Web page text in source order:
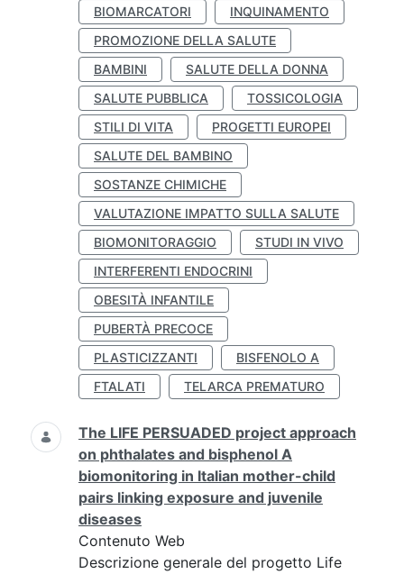
BIOMARCATORI
INQUINAMENTO
PROMOZIONE DELLA SALUTE
BAMBINI
SALUTE DELLA DONNA
SALUTE PUBBLICA
TOSSICOLOGIA
STILI DI VITA
PROGETTI EUROPEI
SALUTE DEL BAMBINO
SOSTANZE CHIMICHE
VALUTAZIONE IMPATTO SULLA SALUTE
BIOMONITORAGGIO
STUDI IN VIVO
INTERFERENTI ENDOCRINI
OBESITÀ INFANTILE
PUBERTÀ PRECOCE
PLASTICIZZANTI
BISFENOLO A
FTALATI
TELARCA PREMATURO
The LIFE PERSUADED project approach
on phthalates and bisphenol A
biomonitoring in Italian mother-child
pairs linking exposure and juvenile
diseases
Contenuto Web
Descrizione generale del progetto Life